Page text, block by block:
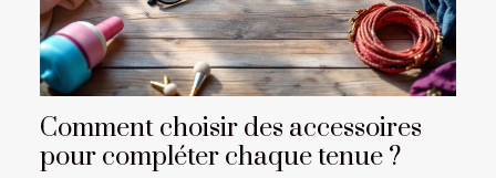
Comment choisir des accessoires
pour compléter chaque tenue ?